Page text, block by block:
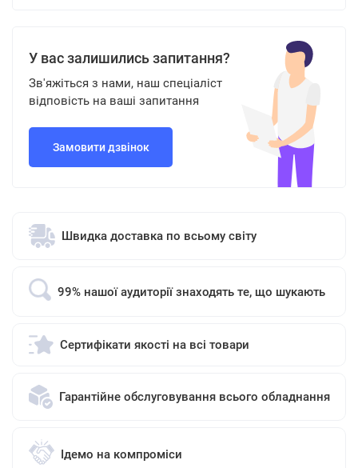
У вас залишились запитання?
Зв'яжіться з нами, наш спеціаліст
відповість на ваші запитання
Замовити дзвінок
Швидка доставка по всьому світу
99% нашої аудиторії знаходять те, що шукають
Сертифікати якості на всі товари
Гарантійне обслуговування всього обладнання
Ідемо на компроміси